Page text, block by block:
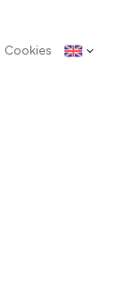
Cookies